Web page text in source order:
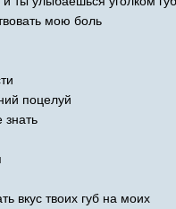
мою боль
поцелуй
знать
вкус твоих губ на моих